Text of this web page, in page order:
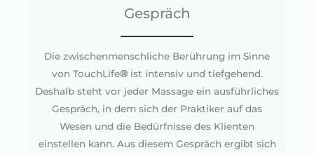
Gespräch
Die zwischenmenschliche Berührung im Sinne
von TouchLife®ist intensiv und tiefgehend.
Deshalb steht vor jeder Massage ein ausführliches
Gespräch, in dem sich der Praktiker auf das
Wesen und die Bedürfnisse des Klienten
einstellen kann. Aus diesem Gespräch ergibt sich